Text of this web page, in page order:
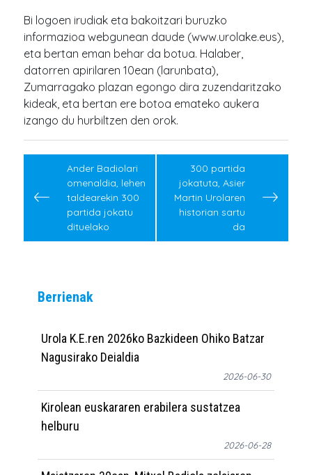
Bi logoen irudiak eta bakoitzari buruzko
informazioa webgunean daude (www.urolake.eus),
eta bertan eman behar da botua. Halaber,
datorren apirilaren 10ean (larunbata),
Zumarragako plazan egongo dira zuzendaritzako
kideak, eta bertan ere botoa emateko aukera
izango du hurbiltzen den orok.
navigationAnder Badiolari
omenaldia, lehen
taldearekin 300
partida jokatu
dituelako
300 partida
jokatuta, Asier
Martin Urolaren
historian sartu
da
Berrienak
Urola K.E.ren 2026ko Bazkideen Ohiko Batzar
Nagusirako Deialdia
2026-06-30
Kirolean euskararen erabilera sustatzea
helburu
2026-06-28